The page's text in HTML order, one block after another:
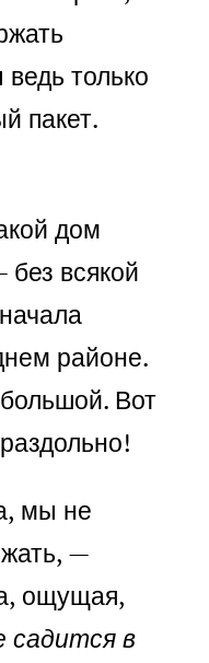
только
пакет.
дом
всякой
районе.
Вот
мы не
—
ощущая,
садится в